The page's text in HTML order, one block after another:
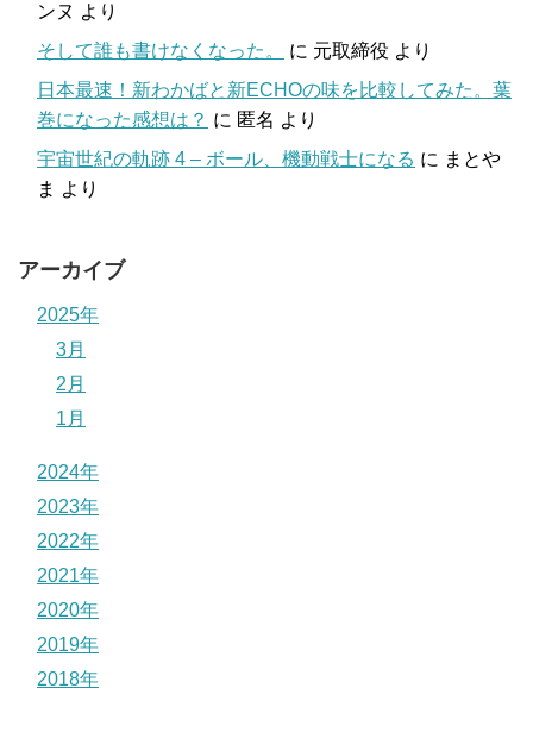
ンヌ より
そして誰も書けなくなった。
に 元取締役 より
日本最速！新わかばと新ECHOの味を比較してみた。葉
巻になった感想は？ に 匿名 より
宇宙世紀の軌跡 4 – ボール、機動戦士になる に まとや
ま より
アーカイブ
2025年
3月
2月
1月
2024年
2023年
2022年
2021年
2020年
2019年
2018年